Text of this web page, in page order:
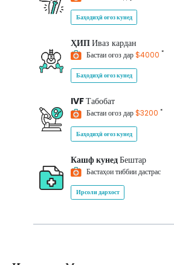
Баҳодиҳӣ оғоз кунед
ҲИПИваз кардан
Бастаи оғоз дар$4000 *
Баҳодиҳӣ оғоз кунед
IVFТабобат
Бастаи оғоз дар$3200 *
Баҳодиҳӣ оғоз кунед
Кашф кунедБештар
Бастаҳои тиббии дастрас
Ирсоли дархост